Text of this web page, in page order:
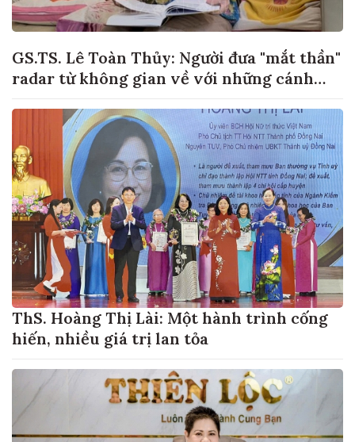
GS.TS. Lê Toàn Thủy: Người đưa "mắt thần"
radar từ không gian về với những cánh
ThS. Hoàng Thị Lài: Một hành trình cống
hiến, nhiều giá trị lan tỏa